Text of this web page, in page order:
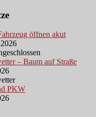
öffnen akut
– Baum auf Straße
PKW